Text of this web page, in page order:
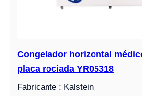
Congelador horizontal
placa rociada YR05318
Fabricante : Kalstein